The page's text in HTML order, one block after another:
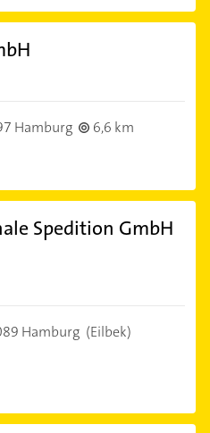
Hamburg
6,6 km
Spedition GmbH
Hamburg (Eilbek)